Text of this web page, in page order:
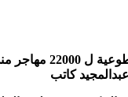
منذ عام 2014
عبدالمجيد كاتب